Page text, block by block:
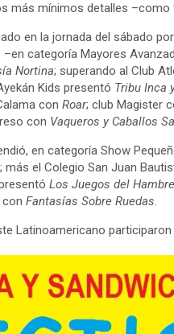
más mínimos detalles –como
en la jornada del sábado
categoría Mayores
Nortina; superando al Club
Kids presentó Tribu Inca
con Roar; club Magister
con Vaqueros y Caballos
en categoría Show
; más el Colegio San Juan
Los Juegos del Hambre
con Fantasías Sobre Ruedas.
Latinoamericano